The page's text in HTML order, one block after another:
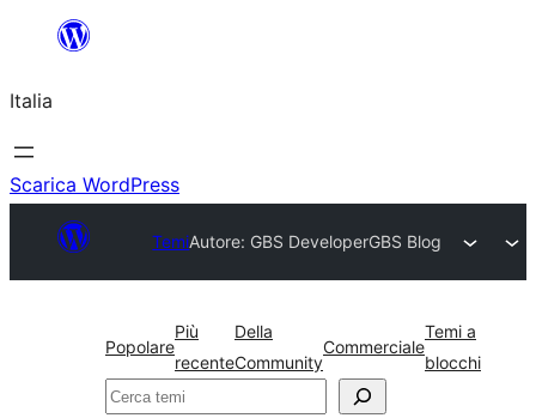
contenuto
Italia
Scarica WordPress
TemiAutore: GBS DeveloperGBS Blog
Popolare
Più
recente
Della
Community
Commerciale
Temi a
blocchi
Cerca